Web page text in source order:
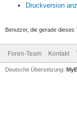
Druckversion
Benutzer, die gerade
Foren-Team Kontakt
Deutsche Übersetzung: